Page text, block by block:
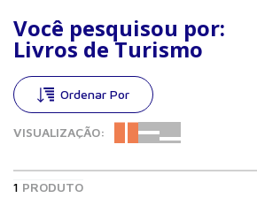
Você pesquisou por:
Livros de Turismo
VISUALIZAÇÃO:
1 PRODUTO